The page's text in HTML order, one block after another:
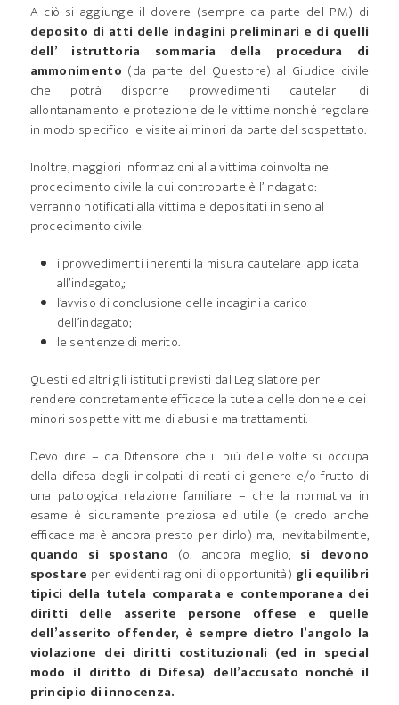
A ciò si aggiunge il dovere (sempre da parte del PM) di
deposito di atti delle indagini preliminari e di quelli
dell’ istruttoria sommaria della procedura di
ammonimento (da parte del Questore) al Giudice civile
che potrà disporre provvedimenti cautelari di
allontanamento e protezione delle vittime nonché regolare
in modo specifico le visite ai minori da parte del sospettato.
Inoltre, maggiori informazioni alla vittima coinvolta nel
procedimento civile la cui controparte è l’indagato:
verranno notificati alla vittima e depositati in seno al
procedimento civile:
i provvedimenti inerenti la misura cautelare applicata
all’indagato,;
l’avviso di conclusione delle indagini a carico
dell’indagato;
le sentenze di merito.
Questi ed altri gli istituti previsti dal Legislatore per
rendere concretamente efficace la tutela delle donne e dei
minori sospette vittime di abusi e maltrattamenti.
Devo dire – da Difensore che il più delle volte si occupa
della difesa degli incolpati di reati di genere e/o frutto di
una patologica relazione familiare – che la normativa in
esame è sicuramente preziosa ed utile (e credo anche
efficace ma è ancora presto per dirlo) ma, inevitabilmente,
quando si spostano (o, ancora meglio, si devono
spostare per evidenti ragioni di opportunità) gli equilibri
tipici della tutela comparata e contemporanea dei
diritti delle asserite persone offese e quelle
dell’asserito offender, è sempre dietro l’angolo la
violazione dei diritti costituzionali (ed in special
modo il diritto di Difesa) dell’accusato nonché il
principio di innocenza.